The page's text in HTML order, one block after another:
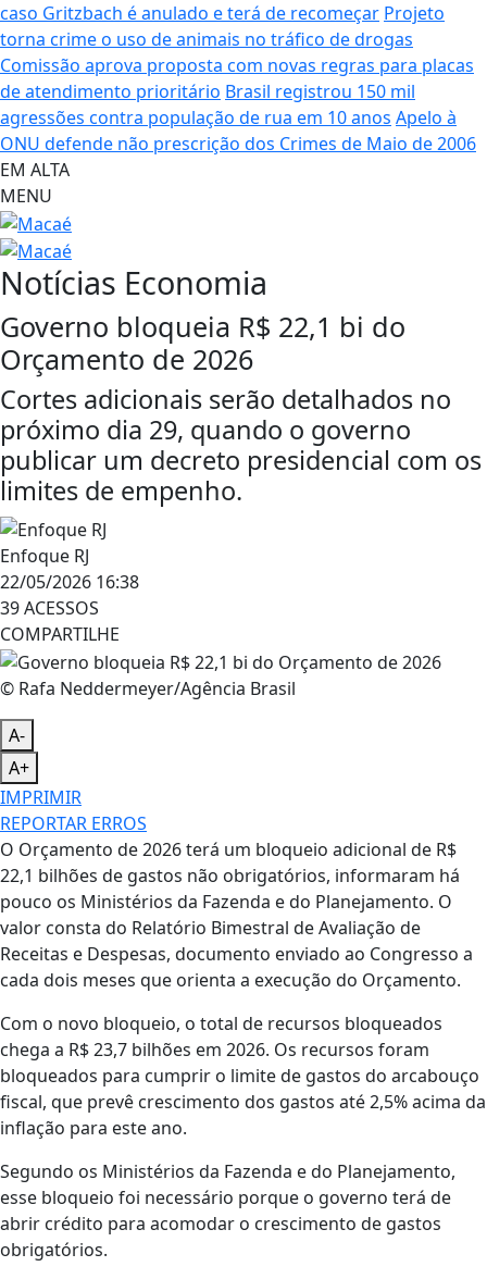
caso Gritzbach é anulado e terá de recomeçar Projeto
torna crime o uso de animais no tráfico de drogas
Comissão aprova proposta com novas regras para placas
de atendimento prioritário Brasil registrou 150 mil
agressões contra população de rua em 10 anos Apelo à
ONU defende não prescrição dos Crimes de Maio de 2006
EM ALTA
MENU
Notícias Economia
Governo bloqueia R$ 22,1 bi do
Orçamento de 2026
Cortes adicionais serão detalhados no
próximo dia 29, quando o governo
publicar um decreto presidencial com os
limites de empenho.
Enfoque RJ
22/05/2026 16:38
39 ACESSOS
COMPARTILHE
© Rafa Neddermeyer/Agência Brasil
A-
A+
IMPRIMIR
REPORTAR ERROS
O Orçamento de 2026 terá um bloqueio adicional de R$
22,1 bilhões de gastos não obrigatórios, informaram há
pouco os Ministérios da Fazenda e do Planejamento. O
valor consta do Relatório Bimestral de Avaliação de
Receitas e Despesas, documento enviado ao Congresso a
cada dois meses que orienta a execução do Orçamento.
Com o novo bloqueio, o total de recursos bloqueados
chega a R$ 23,7 bilhões em 2026. Os recursos foram
bloqueados para cumprir o limite de gastos do arcabouço
fiscal, que prevê crescimento dos gastos até 2,5% acima da
inflação para este ano.
Segundo os Ministérios da Fazenda e do Planejamento,
esse bloqueio foi necessário porque o governo terá de
abrir crédito para acomodar o crescimento de gastos
obrigatórios.